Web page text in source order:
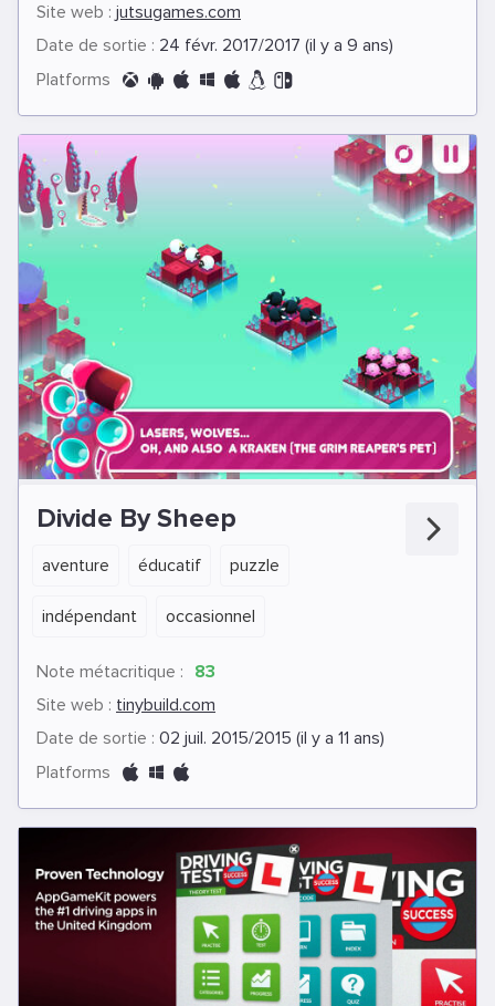
Site web : jutsugames.com
Date de sortie : 24 févr. 2017/2017 (il y a 9 ans)
Platforms
Divide By Sheep
aventure éducatif puzzle
indépendant occasionnel
Note métacritique : 83
Site web : tinybuild.com
Date de sortie : 02 juil. 2015/2015 (il y a 11 ans)
Platforms